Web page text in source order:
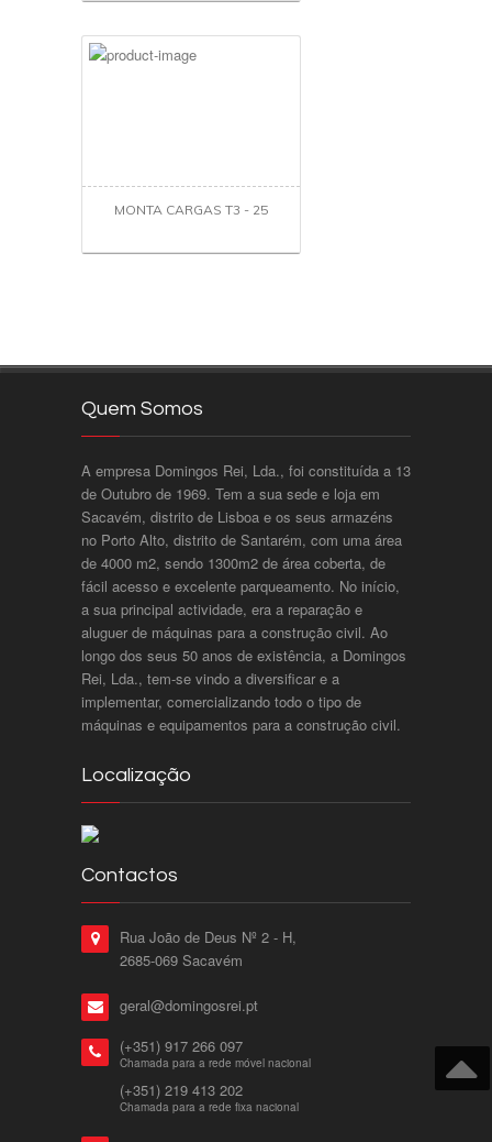
MONTA CARGAS T3 - 25
Quem Somos
A empresa Domingos Rei, Lda., foi constituída a 13
de Outubro de 1969. Tem a sua sede e loja em
Sacavém, distrito de Lisboa e os seus armazéns
no Porto Alto, distrito de Santarém, com uma área
de 4000 m2, sendo 1300m2 de área coberta, de
fácil acesso e excelente parqueamento. No início,
a sua principal actividade, era a reparação e
aluguer de máquinas para a construção civil. Ao
longo dos seus 50 anos de existência, a Domingos
Rei, Lda., tem-se vindo a diversificar e a
implementar, comercializando todo o tipo de
máquinas e equipamentos para a construção civil.
Localização
Contactos
Rua João de Deus Nº 2 - H,
2685-069 Sacavém
geral@domingosrei.pt
(+351) 917 266 097
Chamada para a rede móvel nacional
(+351) 219 413 202
Chamada para a rede fixa nacional